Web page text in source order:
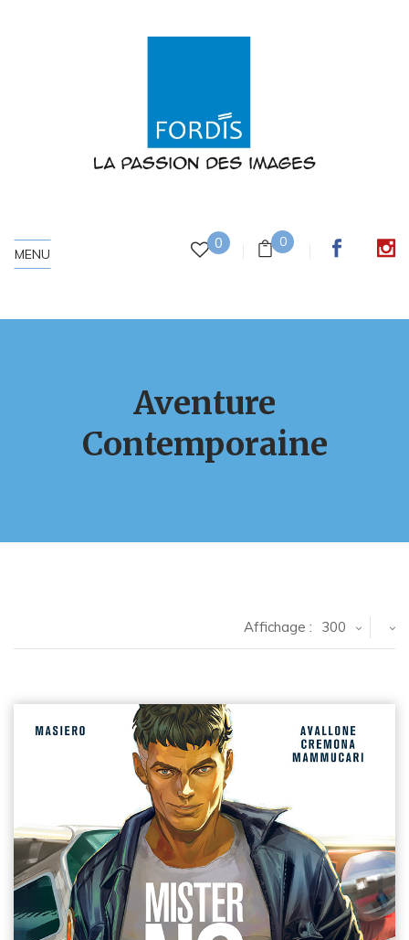
0 0
MENU
Aventure
Contemporaine
Affichage : 300